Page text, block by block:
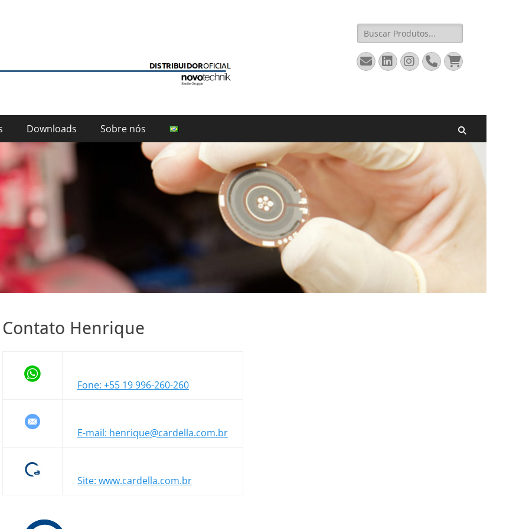
Pesquisar
por:
EmailLinkedIn
Instagram
FoneCarrinho
Downloads Sobre nós
Contato Henrique
Fone: +55 19 996-260-260
E-mail: henrique@cardella.com.br
Site: www.cardella.com.br